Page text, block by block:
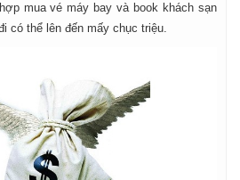
mua vé máy bay và book khách sạn
có thể lên đến mấy chục triệu.